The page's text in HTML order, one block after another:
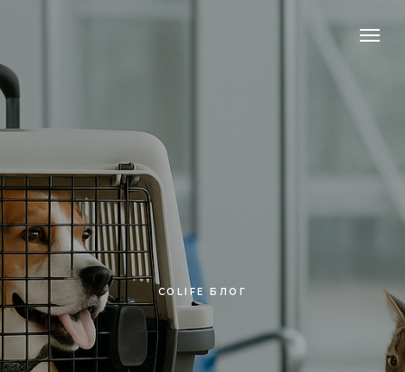
COLIFE БЛОГ